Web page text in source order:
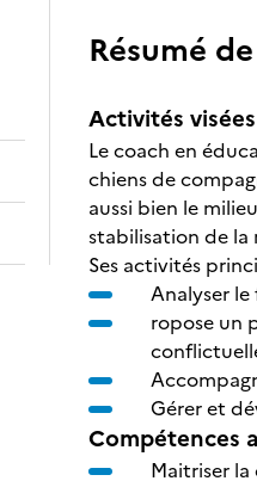
Résumé
Activités
Le coach en
chiens de
aussi bien le
stabilisation de
Ses activités
Analyser
ropose un
Gérer et
Compétences
Maitriser